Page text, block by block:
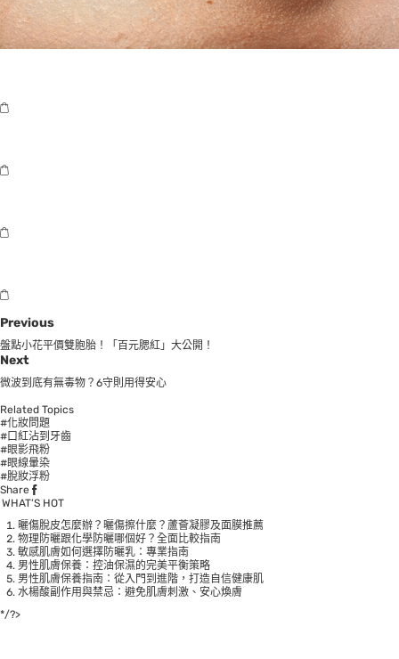
Previous
盤點小花平價雙胞胎！「百元腮紅」大公開！
Next
微波到底有無毒物？6守則用得安心
Related Topics
#化妝問題
#口紅沾到牙齒
#眼影飛粉
#眼線暈染
#脫妝浮粉
Share
WHAT’S HOT
曬傷脫皮怎麼辦？曬傷擦什麼？蘆薈凝膠及面膜推薦
物理防曬跟化學防曬哪個好？全面比較指南
敏感肌膚如何選擇防曬乳：專業指南
男性肌膚保養：控油保濕的完美平衡策略
男性肌膚保養指南：從入門到進階，打造自信健康肌
水楊酸副作用與禁忌：避免肌膚刺激、安心煥膚
*/?>